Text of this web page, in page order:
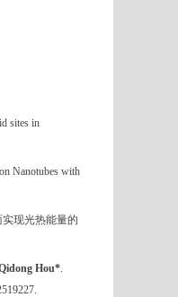
sites in
Nanotubes with
现光热能量的
Hou*.